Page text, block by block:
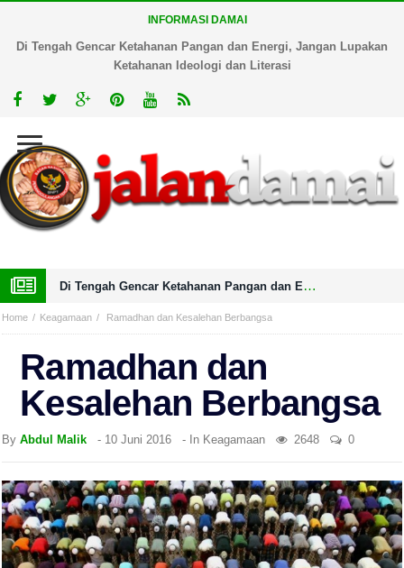
INFORMASI DAMAI
Di Tengah Gencar Ketahanan Pangan dan Energi, Jangan Lupakan
Ketahanan Ideologi dan Literasi
Di Tengah Gencar Ketahanan Pangan dan Energi, Jangan Lupakan Ketahanan Ideologi dan Literasi
Home Keagamaan Ramadhan dan Kesalehan Berbangsa
Ramadhan dan
Kesalehan Berbangsa
ByAbdul Malik - 10 Juni 2016 - In Keagamaan 2648 0